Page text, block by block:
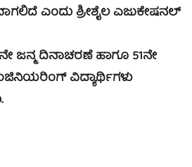
ಎಂದು ಶ್ರೀಶೈಲ ಎಜುಕೇಷನಲ್
ಜನ್ಮ ದಿನಾಚರಣೆ ಹಾಗೂ 51ನೇ
ವಿದ್ಯಾರ್ಥಿಗಳು